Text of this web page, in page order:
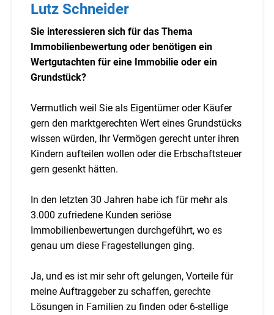
Lutz Schneider
Sie interessieren sich für das Thema
Immobilienbewertung oder benötigen ein
Wertgutachten für eine Immobilie oder ein
Grundstück?
Vermutlich weil Sie als Eigentümer oder Käufer
gern den marktgerechten Wert eines Grundstücks
wissen würden, Ihr Vermögen gerecht unter ihren
Kindern aufteilen wollen oder die Erbschaftsteuer
gern gesenkt hätten.
In den letzten 30 Jahren habe ich für mehr als
3.000 zufriedene Kunden seriöse
Immobilienbewertungen durchgeführt, wo es
genau um diese Fragestellungen ging.
Ja, und es ist mir sehr oft gelungen, Vorteile für
meine Auftraggeber zu schaffen, gerechte
Lösungen in Familien zu finden oder 6-stellige